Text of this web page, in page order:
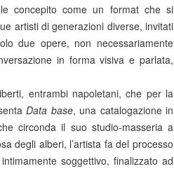
concepito come un format che si
artisti di generazioni diverse, invitati
due opere, non necessariamente
in forma visiva e parlata,
entrambi napoletani, che per la
Data base, una catalogazione in
circonda il suo studio-masseria a
degli alberi, l’artista fa del processo
soggettivo, finalizzato ad